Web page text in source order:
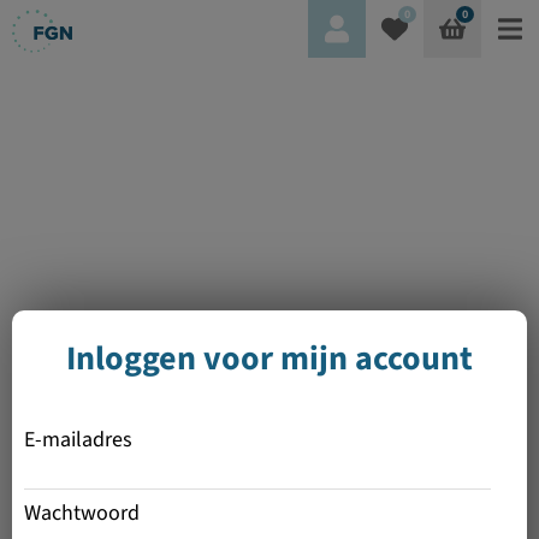
0 0
Inloggen voor mijn account
E-mailadres
Wachtwoord